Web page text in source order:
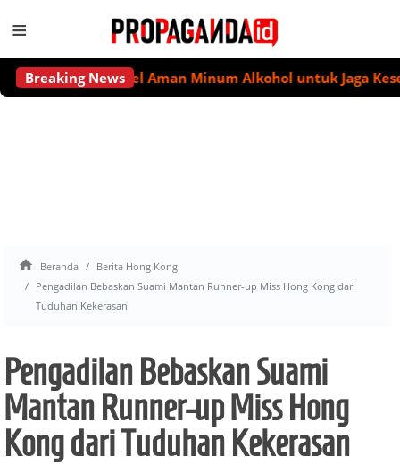
≡
Breaking News
Ada Level Aman Minum Alkohol untuk Jaga
 Beranda
Berita Hong Kong
Pengadilan Bebaskan Suami Mantan Runner-up Miss Hong Kong dari
Tuduhan Kekerasan
Pengadilan Bebaskan Suami
Mantan Runner-up Miss Hong
Kong dari Tuduhan Kekerasan